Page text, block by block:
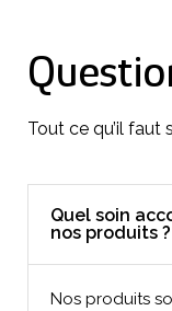
Tout ce qu’il faut
Quel soin
nos produits ?
Nos produits